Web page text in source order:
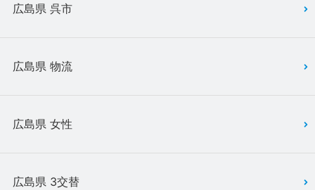
広島県 呉市
広島県 物流
広島県 女性
広島県 3交替